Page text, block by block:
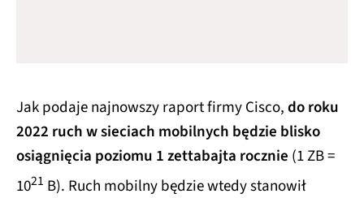
Jak podaje najnowszy raport firmy Cisco,do roku
2022 ruch w sieciach mobilnych będzie blisko
osiągnięcia poziomu 1 zettabajta rocznie (1 ZB =
1021 B). Ruch mobilny będzie wtedy stanowił